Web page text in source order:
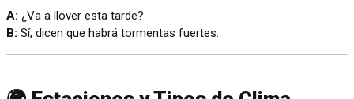
A: ¿Va a llover esta tarde?
B: Sí, dicen que habrá tormentas fuertes.